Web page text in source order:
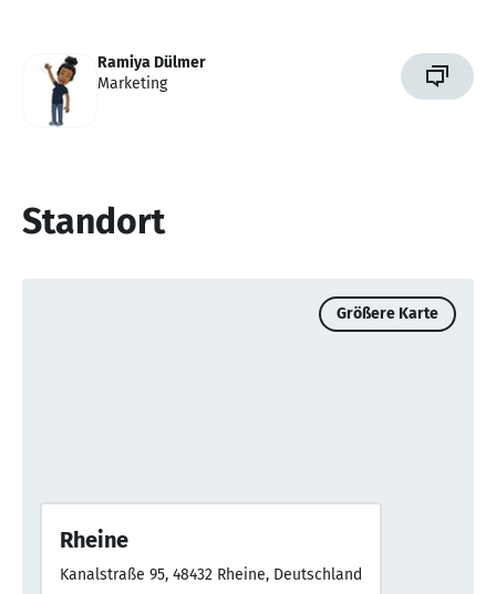
Ramiya Dülmer
Marketing
Standort
Größere Karte
Rheine
Kanalstraße 95, 48432 Rheine, Deutschland